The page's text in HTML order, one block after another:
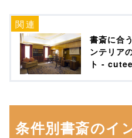
書斎に合
ンテリア
ト - cutee
条件別書斎のイ